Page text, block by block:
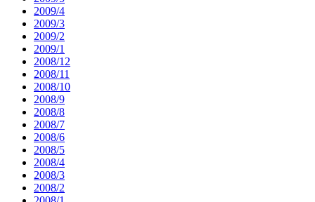
2009/4
2009/3
2009/2
2009/1
2008/12
2008/11
2008/10
2008/9
2008/8
2008/7
2008/6
2008/5
2008/4
2008/3
2008/2